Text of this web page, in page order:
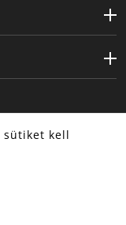
Frankfurt
iF
NRW
sütiket kell